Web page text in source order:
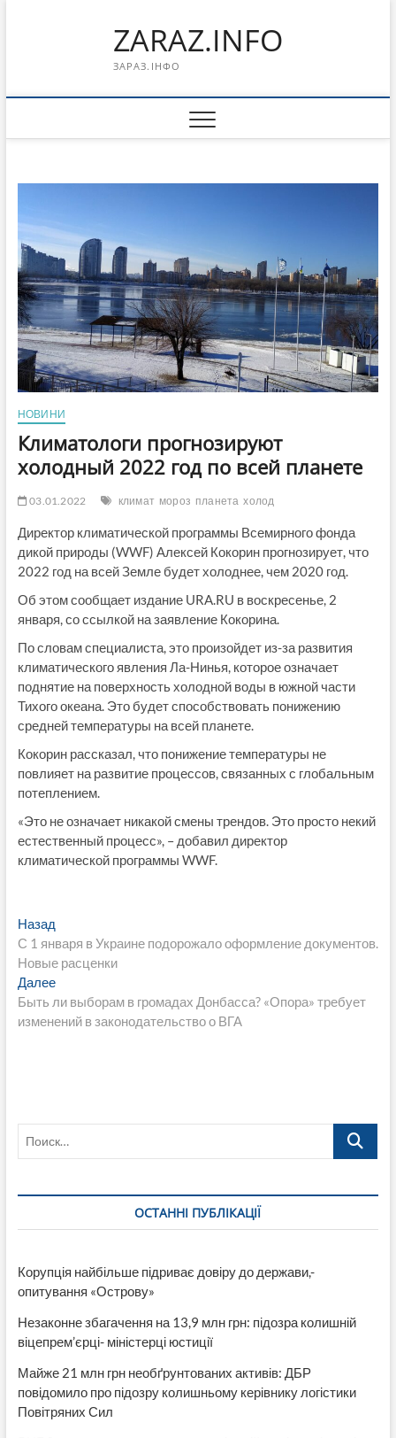
ZARAZ.INFO
ЗАРАЗ.ІНФО
НОВИНИ
Климатологи прогнозируют
холодный 2022 год по всей планете
03.01.2022 климат мороз планета холод
Директор климатической программы Всемирного фонда
дикой природы (WWF) Алексей Кокорин прогнозирует, что
2022 год на всей Земле будет холоднее, чем 2020 год.
Об этом сообщает издание URA.RU в воскресенье, 2
января, со ссылкой на заявление Кокорина.
По словам специалиста, это произойдет из-за развития
климатического явления Ла-Нинья, которое означает
поднятие на поверхность холодной воды в южной части
Тихого океана. Это будет способствовать понижению
средней температуры на всей планете.
Кокорин рассказал, что понижение температуры не
повлияет на развитие процессов, связанных с глобальным
потеплением.
«Это не означает никакой смены трендов. Это просто некий
естественный процесс», – добавил директор
климатической программы WWF.
Навигация
по
записям
НазадПредыдущая
запись:
С 1 января в Украине подорожало оформление документов.
Новые расценки
ДалееСледующая
запись:
Быть ли выборам в громадах Донбасса? «Опора» требует
изменений в законодательство о ВГА
Поиск…
ОСТАННІ ПУБЛІКАЦІЇ
Корупція найбільше підриває довіру до держави,-
опитування «Острову»
Незаконне збагачення на 13,9 млн грн: підозра колишній
віцепрем’єрці- міністерці юстиції
Майже 21 млн грн необґрунтованих активів: ДБР
повідомило про підозру колишньому керівнику логістики
Повітряних Сил